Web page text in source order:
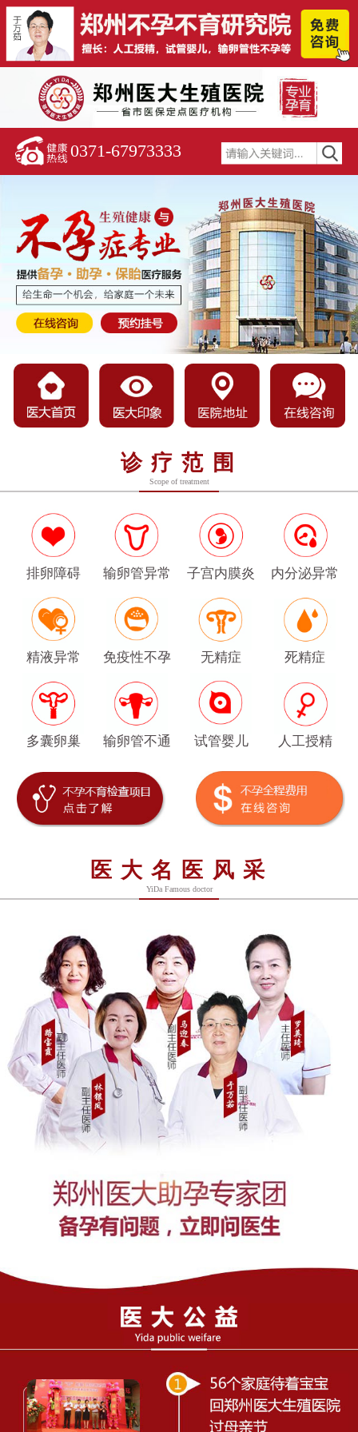
0371-67973333
诊疗范围
Scope of treatment
排卵障碍 输卵管异常 子宫内膜炎 内分泌异常
精液异常 免疫性不孕 无精症 死精症
多囊卵巢 输卵管不通 试管婴儿 人工授精
医大名医风采
YiDa Famous doctor